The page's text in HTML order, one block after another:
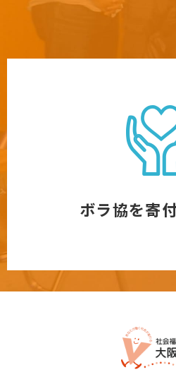
ボラ協を寄